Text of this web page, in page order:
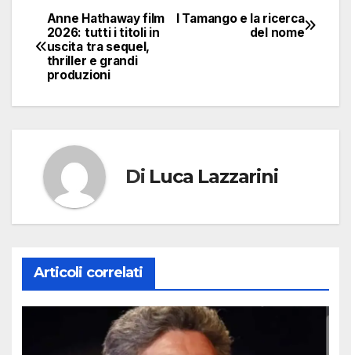
Navigazione
articoli
I Tamango e la ricerca
del nome
Anne Hathaway film
2026: tutti i titoli in
uscita tra sequel,
thriller e grandi
produzioni
Di Luca Lazzarini
Articoli correlati